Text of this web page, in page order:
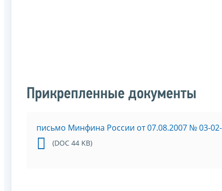
Прикрепленные документы
письмо Минфина России от 07.08.2007 № 03-
(DOC 44 KB)